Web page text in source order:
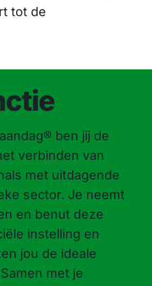
tot de
ben jij de
verbinden van
met uitdagende
sector. Je neemt
en benut deze
instelling en
jou de ideale
met je